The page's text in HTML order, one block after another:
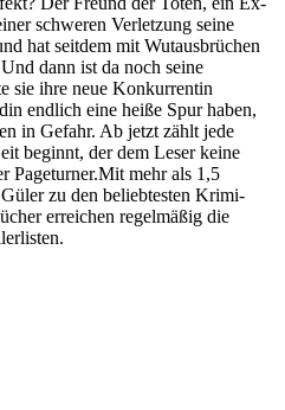
schweren Verletzung seine
hat seitdem mit Wutausbrüchen
dann ist da noch seine
sie ihre neue Konkurrentin
endlich eine heiße Spur haben,
in Gefahr. Ab jetzt zählt jede
beginnt, der dem Leser keine
Pageturner.Mit mehr als 1,5
zu den beliebtesten Krimi-
erreichen regelmäßig die